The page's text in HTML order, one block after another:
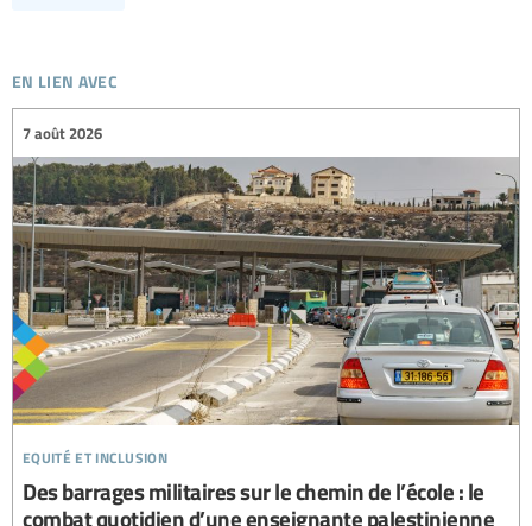
en lien avec
equité et inclusion
7 août 2026
Des barrages militaires sur le chemin de l’école : le
combat quotidien d’une enseignante palestinienne